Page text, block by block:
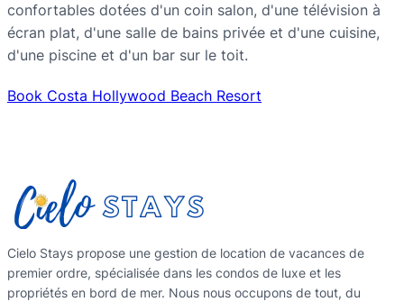
confortables dotées d'un coin salon, d'une télévision à
écran plat, d'une salle de bains privée et d'une cuisine,
d'une piscine et d'un bar sur le toit.
Book Costa Hollywood Beach Resort
Cielo Stays propose une gestion de location de vacances de
premier ordre, spécialisée dans les condos de luxe et les
propriétés en bord de mer. Nous nous occupons de tout, du